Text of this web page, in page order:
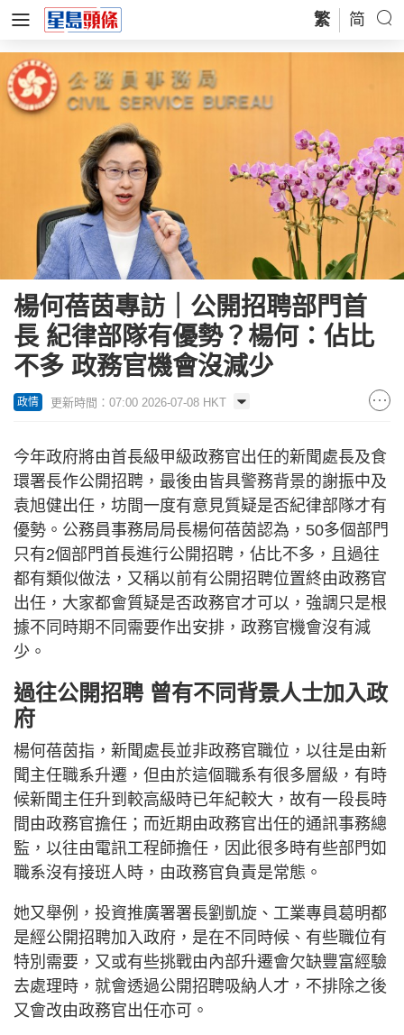
繁 简
楊何蓓茵專訪｜公開招聘部門首
長 紀律部隊有優勢？楊何：佔比
不多 政務官機會沒減少
政情 更新時間：07:00 2026-07-08 HKT
今年政府將由首長級甲級政務官出任的新聞處長及食
環署長作公開招聘，最後由皆具警務背景的謝振中及
袁旭健出任，坊間一度有意見質疑是否紀律部隊才有
優勢。公務員事務局局長楊何蓓茵認為，50多個部門
只有2個部門首長進行公開招聘，佔比不多，且過往
都有類似做法，又稱以前有公開招聘位置終由政務官
出任，大家都會質疑是否政務官才可以，強調只是根
據不同時期不同需要作出安排，政務官機會沒有減
少。
過往公開招聘 曾有不同背景人士加入政
府
楊何蓓茵指，新聞處長並非政務官職位，以往是由新
聞主任職系升遷，但由於這個職系有很多層級，有時
候新聞主任升到較高級時已年紀較大，故有一段長時
間由政務官擔任；而近期由政務官出任的通訊事務總
監，以往由電訊工程師擔任，因此很多時有些部門如
職系沒有接班人時，由政務官負責是常態。
她又舉例，投資推廣署署長劉凱旋、工業專員葛明都
是經公開招聘加入政府，是在不同時候、有些職位有
特別需要，又或有些挑戰由內部升遷會欠缺豐富經驗
去處理時，就會透過公開招聘吸納人才，不排除之後
又會改由政務官出任亦可。